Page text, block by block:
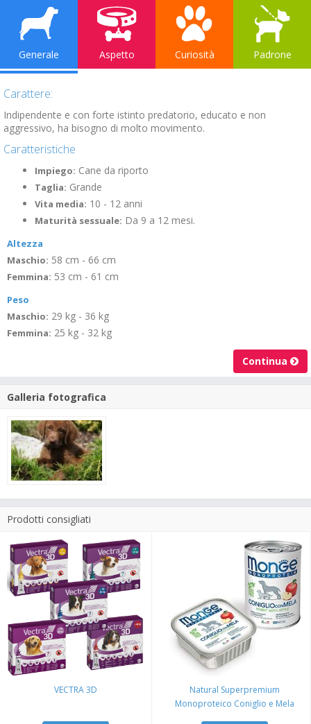
Generale Aspetto Curiosità Padrone
Carattere:
Indipendente e con forte istinto predatorio, educato e non
aggressivo, ha bisogno di molto movimento.
Caratteristiche
Impiego: Cane da riporto
Taglia: Grande
Vita media: 10 - 12 anni
Maturità sessuale: Da 9 a 12 mesi.
Altezza
Maschio: 58 cm - 66 cm
Femmina: 53 cm - 61 cm
Peso
Maschio: 29 kg - 36 kg
Femmina: 25 kg - 32 kg
Continua
Galleria fotografica
Prodotti consigliati
VECTRA 3D
Natural Superpremium
Monoproteico Coniglio e Mela